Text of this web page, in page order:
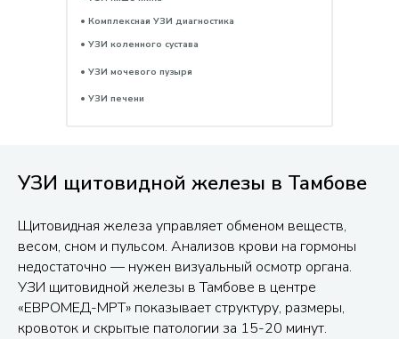
• Комплексная УЗИ диагностика
• УЗИ коленного сустава
• УЗИ печени
• УЗИ мочевого пузыря
УЗИ щитовидной железы в Тамбове
Щитовидная железа управляет обменом веществ,
весом, сном и пульсом. Анализов крови на гормоны
недостаточно — нужен визуальный осмотр органа.
УЗИ щитовидной железы в Тамбове в центре
«ЕВРОМЕД-МРТ» показывает структуру, размеры,
кровоток и скрытые патологии за 15-20 минут.